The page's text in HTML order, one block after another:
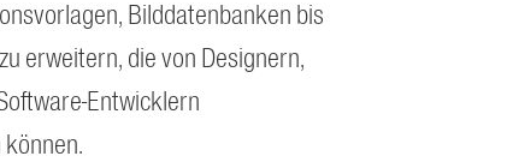
Bilddatenbanken bis
erweitern, die von Designern,
Entwicklern